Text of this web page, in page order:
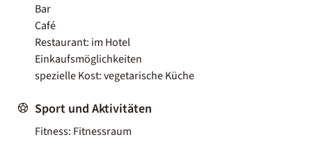
Bar
Café
Restaurant: im Hotel
Einkaufsmöglichkeiten
spezielle Kost: vegetarische Küche
Sport und Aktivitäten
Fitness: Fitnessraum